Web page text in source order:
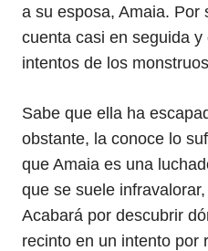
a su esposa, Amaia. Por
cuenta casi en seguida
intentos de los
Sabe que ella ha
obstante, la conoce lo
que Amaia es una
que se suele
Acabará por descubrir
recinto en un intento por